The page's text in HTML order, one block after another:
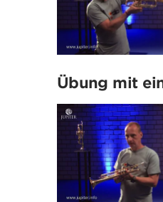
Übung mit